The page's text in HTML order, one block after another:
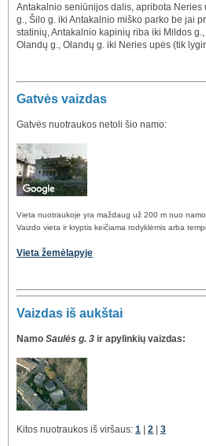
Antakalnio seniūnijos dalis, apribota Neries
g., Šilo g. iki Antakalnio miško parko be jai
statinių, Antakalnio kapinių riba iki Mildos
Olandų g., Olandų g. iki Neries upės (tik
Gatvės vaizdas
Gatvės nuotraukos netoli šio namo:
Vieta nuotraukoje yra maždaug už 200 m nuo namo.
Vaizdo vieta ir kryptis keičiama rodyklėmis arba
Vieta žemėlapyje
Vaizdas iš aukštai
Namo Saulės g. 3 ir apylinkių vaizdas:
Kitos nuotraukos iš viršaus: 1 2 3